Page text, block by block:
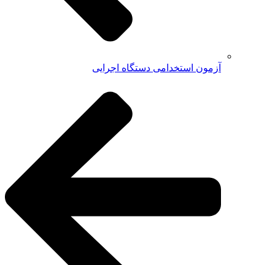
آزمون استخدامی دستگاه اجرایی